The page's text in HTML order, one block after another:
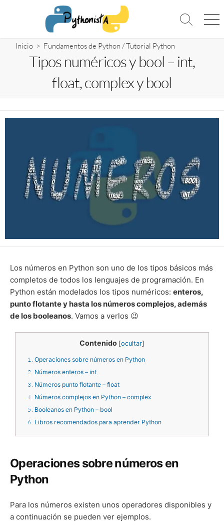
Alternar
Inicio > Fundamentos de Python /Tutorial Python
Tipos numéricos y bool – int,
float, complex y bool
Los números en Python son uno de los tipos básicos más
completos de todos los lenguajes de programación. En
Python están modelados los tipos numéricos: enteros,
punto flotante y hasta los números complejos, además
de los booleanos. Vamos a verlos 😉
Contenido [ocultar]
1 Operaciones sobre números en Python
2 Números enteros – int
3 Números punto flotante – float
4 Números complejos en Python – complex
5 Booleanos en Python – bool
6 Libros recomendados para aprender Python
Operaciones sobre números en
Python
Para los números existen unos operadores disponibles y
a continuación se pueden ver ejemplos.